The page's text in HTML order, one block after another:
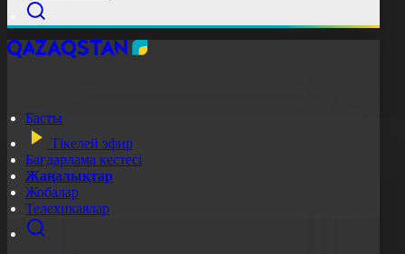
Басты
Тікелей эфир
Бағдарлама кестесі
Жаңалықтар
Жобалар
Телехикаялар